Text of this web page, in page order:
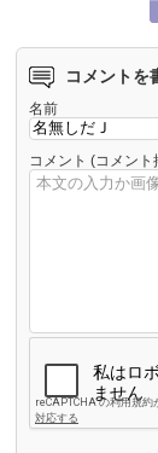
コメントを
名前
コメント (コメント